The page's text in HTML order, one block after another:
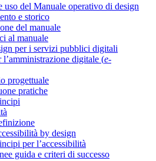
uso del Manuale operativo di design
e storico
del manuale
al manuale
per i servizi pubblici digitali
l’amministrazione digitale (e-
progettuale
pratiche
by design
per l’accessibilità
guida e criteri di successo